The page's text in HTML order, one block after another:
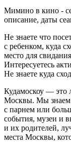
Мимино в кино -
описание, даты
Не знаете что
с ребенком, куда
место для
Интересуетесь
Не знаете куда
Кудамоскоу — это
Москвы. Мы знаем
с парнем или
события, музеи и
и их родителей,
места Москвы,